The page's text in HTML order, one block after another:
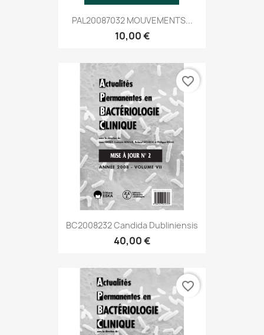
PAL20087032 MOUVEMENTS...
10,00 €
BC2008232 Candida Dubliniensis
40,00 €
favorite_border
favorite_border